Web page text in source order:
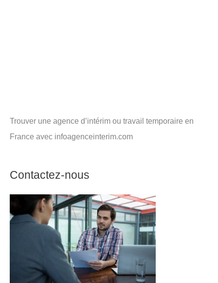
Trouver une agence d’intérim ou travail temporaire en
France avec infoagenceinterim.com
Contactez-nous